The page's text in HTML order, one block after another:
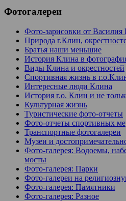
Фотогалереи
Фото-зарисовки от Василия
Природа г.Клин,
Братья наши меньшие
История Клина в
Виды Клина и окрестностей
Спортивная жизнь в
Интересные люди Клина
История г.о. Клин и не
Культурная жизнь
Туристические фото-отчеты
Фото-отчеты спортивных
Транспортные фотогалереи
Музеи и
Фото-галерея: Водоемы,
мосты
Фото-галерея: Парки
Фото-галереи на
Фото-галерея: Памятники
Фото-галерея: Разное